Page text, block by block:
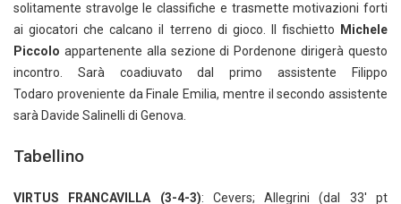
solitamente stravolge le classifiche e trasmette motivazioni forti
ai giocatori che calcano il terreno di gioco. Il fischietto
Michele
Piccolo appartenente alla sezione di Pordenone dirigerà questo
incontro. Sarà coadiuvato dal primo assistente Filippo
Todaro proveniente da Finale Emilia, mentre il secondo assistente
sarà Davide Salinelli di Genova.
Tabellino
VIRTUS FRANCAVILLA (3-4-3): Cevers; Allegrini (dal 33′ pt